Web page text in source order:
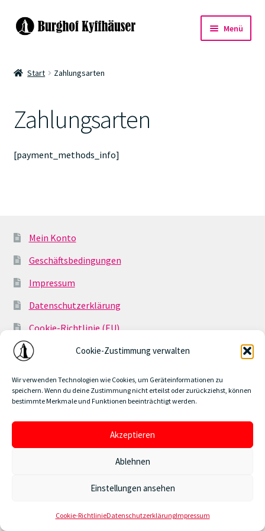
Cookie-Zustimmung verwalten
Wir verwenden Technologien wie Cookies, um Geräteinformationen zu
speichern. Wenn du deine Zustimmung nicht erteilst oder zurückziehst, können
bestimmte Merkmale und Funktionen beeinträchtigt werden.
Akzeptieren
Ablehnen
Einstellungen ansehen
Cookie-RichtlinieDatenschutzerklärungImpressum
Alle Events auch als Gutschein erhältlich!
Zur
Navigation
Zum
Inhalt
Menü
Kasse
Start Zahlungsarten
Zahlungsarten
[payment_methods_info]
Mein Konto
Geschäftsbedingungen
Impressum
Datenschutzerklärung
Cookie-Richtlinie (EU)
Geschäftsbedingungen
© www.burghof-event.de 2026
Erstellt mit WooCommerce